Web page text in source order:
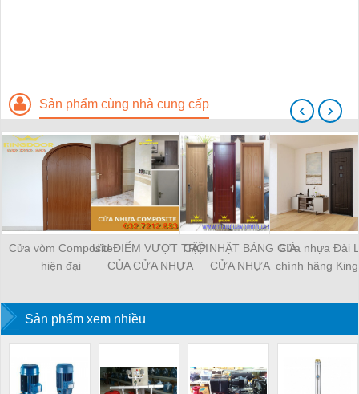
Sản phẩm cùng nhà cung cấp
Cửa vòm Composite
hiện đại
ƯU ĐIỂM VƯỢT TRỘI
CỦA CỬA NHỰA
CẬP NHẬT BẢNG GIÁ
CỬA NHỰA
NHẤT
Cửa nhựa Đài
chính hãng
‹ ›
Sản phẩm xem nhiều